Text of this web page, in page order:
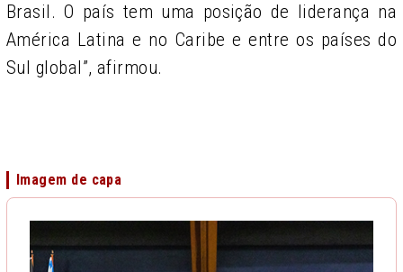
Brasil. O país tem uma posição de liderança na
América Latina e no Caribe e entre os países do
Sul global”, afirmou.
Imagem de capa